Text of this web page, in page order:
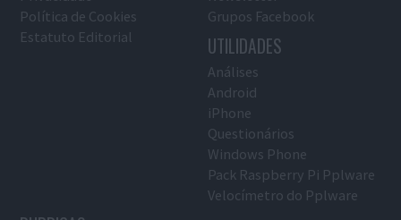
Política de Cookies
Estatuto Editorial
Grupos Facebook
UTILIDADES
Análises
Android
iPhone
Questionários
Windows Phone
Pack Raspberry Pi Pplware
Velocímetro do Pplware